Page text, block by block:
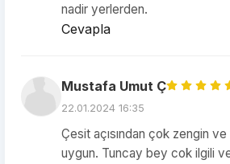
nadir yerlerden.
Cevapla
Mustafa Umut Ç
22.01.2024 16:35
Çesit açısından çok zengin
uygun. Tuncay bey cok ilgili